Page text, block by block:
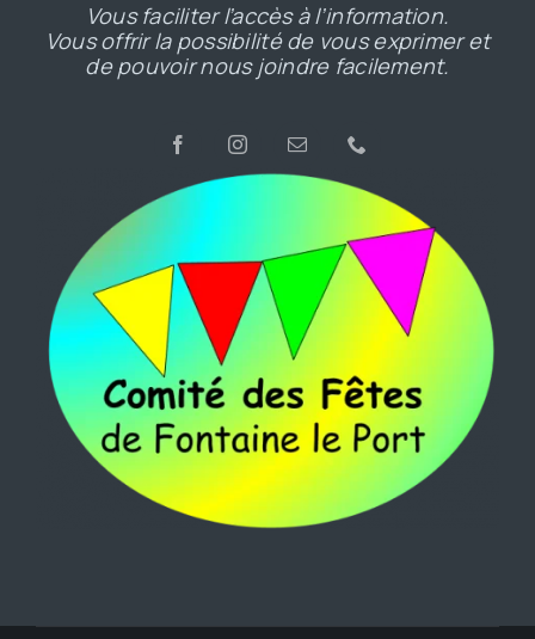
Vous faciliter l’accès à l’information.
Vous offrir la possibilité de vous exprimer et
de pouvoir nous joindre facilement.